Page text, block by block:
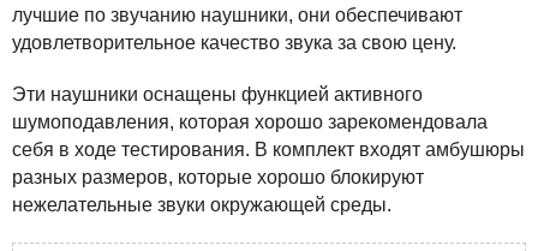
лучшие по звучанию наушники, они обеспечивают
удовлетворительное качество звука за свою цену.
Эти наушники оснащены функцией активного
шумоподавления, которая хорошо зарекомендовала
себя в ходе тестирования. В комплект входят амбушюры
разных размеров, которые хорошо блокируют
нежелательные звуки окружающей среды.